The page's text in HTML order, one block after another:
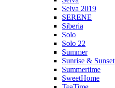
Selva 2019
SERENE
Siberia
Solo
Solo 22
Summer
Sunrise & Sunset
Summertime
SweetHome